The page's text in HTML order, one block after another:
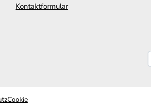
Kontaktformular
Cookie